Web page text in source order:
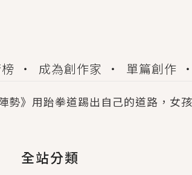
成為創作家 單篇創作
勢》用跆拳道踢出自己的道路，女
創作首選！有機會獲得豐富廣宣資
你提的，二婚嫁大佬，你哭什麼
全站分類